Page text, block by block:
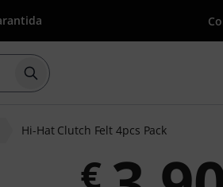
Iniciar pesquisa com o termo
Hi-Hat Clutch Felt 4pcs Pack
€